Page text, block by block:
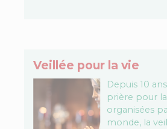
Veillée pour la vie
Depuis 10
prière pour
organisées
monde, la